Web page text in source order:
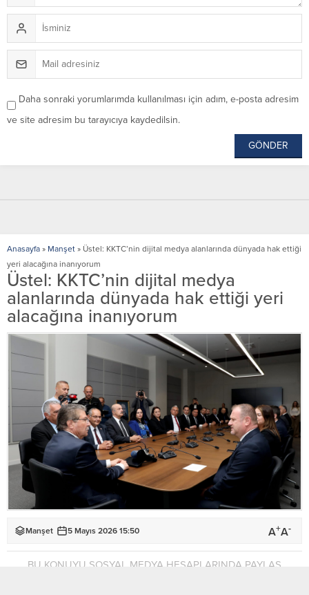
Daha sonraki yorumlarımda kullanılması için adım, e-posta adresim
ve site adresim bu tarayıcıya kaydedilsin.
Anasayfa » Manşet » Üstel: KKTC’nin dijital medya alanlarında dünyada hak ettiği
yeri alacağına inanıyorum
Üstel: KKTC’nin dijital medya
alanlarında dünyada hak ettiği yeri
alacağına inanıyorum
Manşet 5 Mayıs 2026 15:50 A+A-
BU KONUYU SOSYAL MEDYA HESAPLARINDA PAYLAŞ